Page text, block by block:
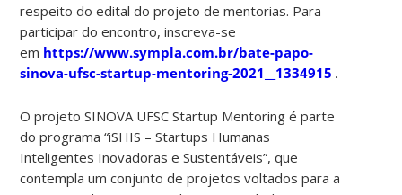
respeito do edital do projeto de mentorias. Para
participar do encontro, inscreva-se
em https://www.sympla.com.br/bate-papo-
sinova-ufsc-startup-mentoring-2021__1334915 .
O projeto SINOVA UFSC Startup Mentoring é parte
do programa “iSHIS – Startups Humanas
Inteligentes Inovadoras e Sustentáveis”, que
contempla um conjunto de projetos voltados para a